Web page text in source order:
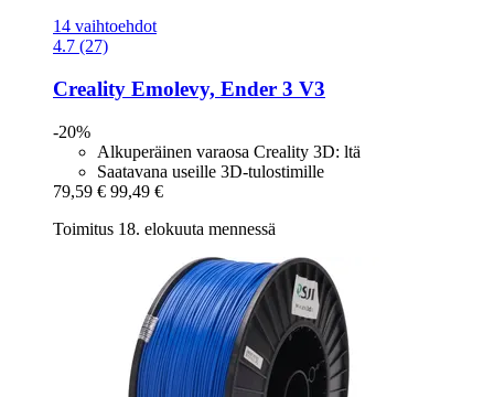
14 vaihtoehdot
4.7 (27)
Creality Emolevy, Ender 3 V3
-20%
Alkuperäinen varaosa Creality 3D: ltä
Saatavana useille 3D-tulostimille
79,59 € 99,49 €
Toimitus 18. elokuuta mennessä